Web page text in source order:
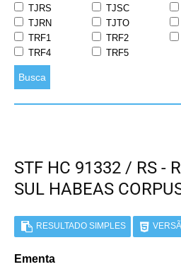
TJRS
TJSC
TJRN
TJTO
TRF1
TRF2
TRF4
TRF5
Busca
STF HC 91332 / RS -
SUL HABEAS
RESULTADO SIMPLES
Ementa